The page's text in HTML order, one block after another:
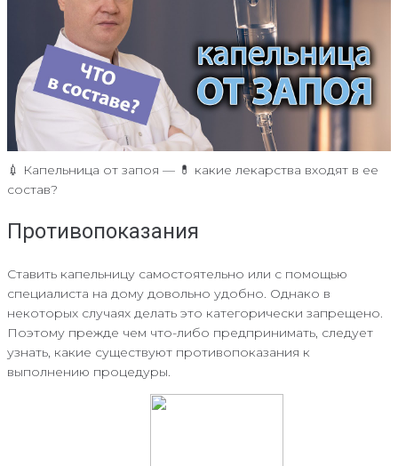
💉 Капельница от запоя — 💊 какие лекарства входят в ее
состав?
Противопоказания
Ставить капельницу самостоятельно или с помощью
специалиста на дому довольно удобно. Однако в
некоторых случаях делать это категорически запрещено.
Поэтому прежде чем что-либо предпринимать, следует
узнать, какие существуют противопоказания к
выполнению процедуры.